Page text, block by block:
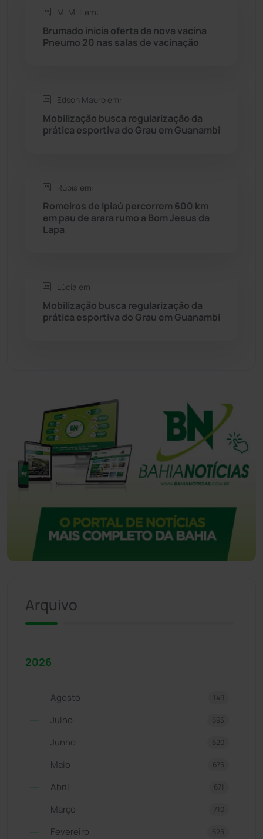
Rio do Antônio
Saúde
Seabra (50)
Sítio do Mato
Sudoeste Baiano (1530)
Tanque Novo
Tecnologia (12)
M. M. L em:
Brumado inicia oferta da nova vacina
Pneumo 20 nas salas de vacinação
Edson Mauro em:
Mobilização busca regularização da
prática esportiva do Grau em Guanambi
Rúbia em:
Romeiros de Ipiaú percorrem 600 km
em pau de arara rumo a Bom Jesus da
Lapa
Lúcia em:
Mobilização busca regularização da
prática esportiva do Grau em Guanambi
Arquivo
2026
Agosto 149
Julho 695
Junho 620
Maio 675
Abril 671
Março 710
Fevereiro 625